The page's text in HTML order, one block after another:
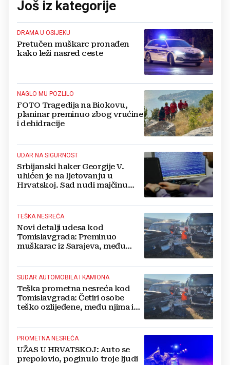
Još iz kategorije
DRAMA U OSIJEKU
Pretučen muškarc pronađen
kako leži nasred ceste
NAGLO MU POZLILO
FOTO Tragedija na Biokovu,
planinar preminuo zbog vrućine
i dehidracije
UDAR NA SIGURNOST
Srbijanski haker Georgije V.
uhićen je na ljetovanju u
Hrvatskoj. Sad nudi majčinu
TEŠKA NESREĆA
Novi detalji udesa kod
Tomislavgrada: Preminuo
muškarac iz Sarajeva, među
SUDAR AUTOMOBILA I KAMIONA
Teška prometna nesreća kod
Tomislavgrada: Četiri osobe
teško ozlijeđene, među njima i
PROMETNA NESREĆA
UŽAS U HRVATSKOJ: Auto se
prepolovio, poginulo troje ljudi